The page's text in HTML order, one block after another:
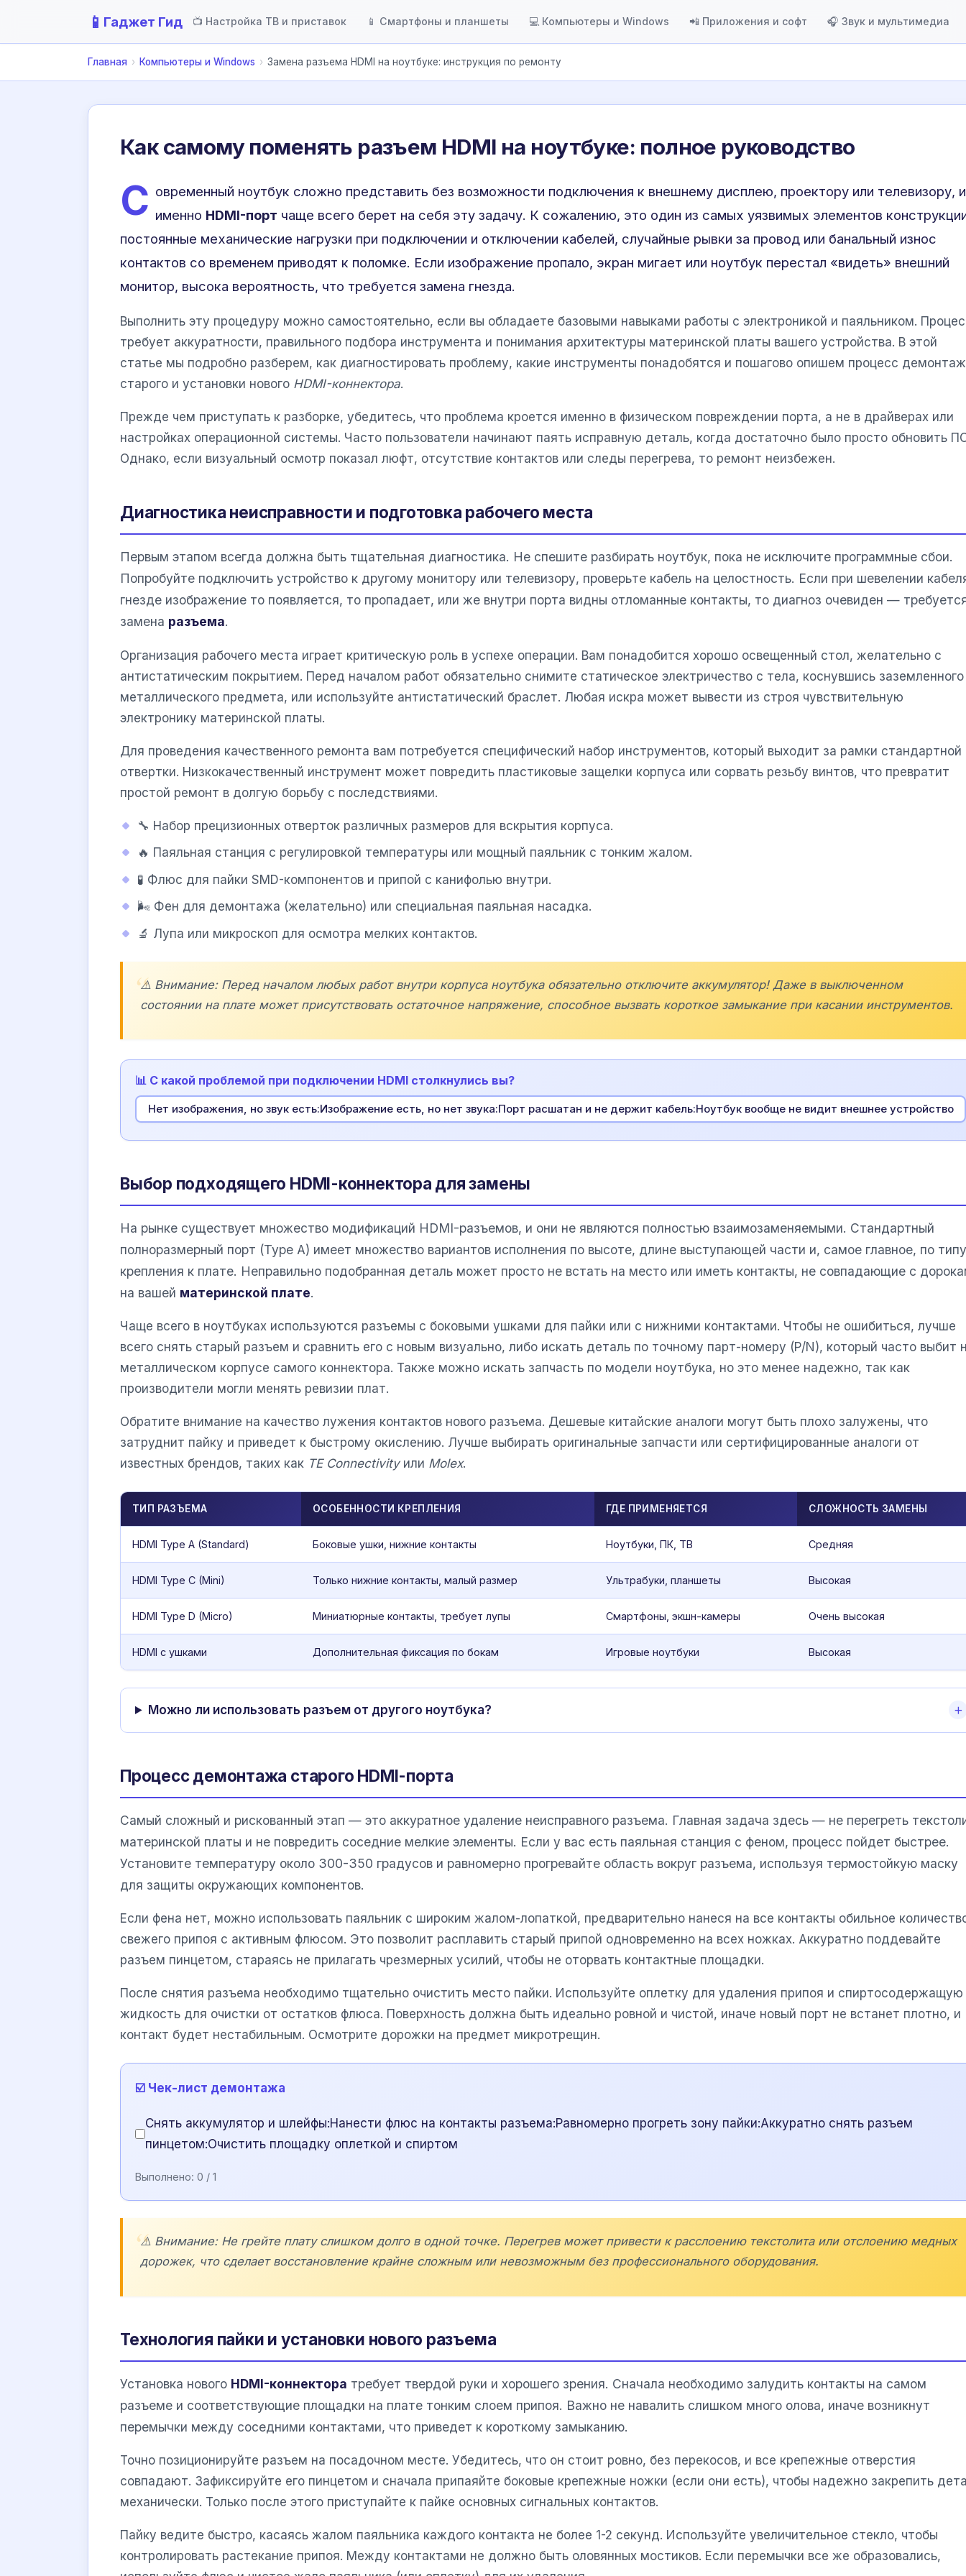
📱 Гаджет Гид 📺 Настройка ТВ и приставок 📱 Смартфоны и планшеты 💻 Компьютеры и Windows 📲 Приложения и софт 🎧 Звук и мультимедиа
Главная › Компьютеры и Windows › Замена разъема HDMI на ноутбуке: инструкция по ремонту
Как самому поменять разъем HDMI на ноутбуке: полное руководство
С овременный ноутбук сложно представить без возможности подключения к внешнему дисплею, проектору или телевизору, и
именно HDMI-порт чаще всего берет на себя эту задачу. К сожалению, это один из самых уязвимых элементов
постоянные механические нагрузки при подключении и отключении кабелей, случайные рывки за провод или банальный износ
контактов со временем приводят к поломке. Если изображение пропало, экран мигает или ноутбук перестал «видеть» внешний
монитор, высока вероятность, что требуется замена гнезда.
Выполнить эту процедуру можно самостоятельно, если вы обладаете базовыми навыками работы с электроникой и паяльником.
требует аккуратности, правильного подбора инструмента и понимания архитектуры материнской платы вашего устройства. В этой
статье мы подробно разберем, как диагностировать проблему, какие инструменты понадобятся и пошагово опишем процесс
старого и установки нового HDMI-коннектора.
Прежде чем приступать к разборке, убедитесь, что проблема кроется именно в физическом повреждении порта, а не в драйверах или
настройках операционной системы. Часто пользователи начинают паять исправную деталь, когда достаточно было просто обновить
Однако, если визуальный осмотр показал люфт, отсутствие контактов или следы перегрева, то ремонт неизбежен.
Диагностика неисправности и подготовка рабочего места
Первым этапом всегда должна быть тщательная диагностика. Не спешите разбирать ноутбук, пока не исключите программные сбои.
Попробуйте подключить устройство к другому монитору или телевизору, проверьте кабель на целостность. Если при шевелении
гнезде изображение то появляется, то пропадает, или же внутри порта видны отломанные контакты, то диагноз очевиден —
замена разъема.
Организация рабочего места играет критическую роль в успехе операции. Вам понадобится хорошо освещенный стол, желательно с
антистатическим покрытием. Перед началом работ обязательно снимите статическое электричество с тела, коснувшись заземленного
металлического предмета, или используйте антистатический браслет. Любая искра может вывести из строя чувствительную
электронику материнской платы.
Для проведения качественного ремонта вам потребуется специфический набор инструментов, который выходит за рамки стандартной
отвертки. Низкокачественный инструмент может повредить пластиковые защелки корпуса или сорвать резьбу винтов, что превратит
простой ремонт в долгую борьбу с последствиями.
🔧 Набор прецизионных отверток различных размеров для вскрытия корпуса.
🔥 Паяльная станция с регулировкой температуры или мощный паяльник с тонким жалом.
🧪 Флюс для пайки SMD-компонентов и припой с канифолью внутри.
🌬️ Фен для демонтажа (желательно) или специальная паяльная насадка.
🔬 Лупа или микроскоп для осмотра мелких контактов.
⚠️ Внимание: Перед началом любых работ внутри корпуса ноутбука обязательно отключите аккумулятор! Даже в выключенном
состоянии на плате может присутствовать остаточное напряжение, способное вызвать короткое замыкание при касании инструментов.
📊 С какой проблемой при подключении HDMI столкнулись вы?
Нет изображения, но звук есть:Изображение есть, но нет звука:Порт расшатан и не держит кабель:Ноутбук вообще не видит внешнее устройство
Выбор подходящего HDMI-коннектора для замены
На рынке существует множество модификаций HDMI-разъемов, и они не являются полностью взаимозаменяемыми. Стандартный
полноразмерный порт (Type A) имеет множество вариантов исполнения по высоте, длине выступающей части и, самое главное, по типу
крепления к плате. Неправильно подобранная деталь может просто не встать на место или иметь контакты, не совпадающие с
на вашей материнской плате.
Чаще всего в ноутбуках используются разъемы с боковыми ушками для пайки или с нижними контактами. Чтобы не ошибиться, лучше
всего снять старый разъем и сравнить его с новым визуально, либо искать деталь по точному парт-номеру (P/N), который часто выбит
металлическом корпусе самого коннектора. Также можно искать запчасть по модели ноутбука, но это менее надежно, так как
производители могли менять ревизии плат.
Обратите внимание на качество лужения контактов нового разъема. Дешевые китайские аналоги могут быть плохо залужены, что
затруднит пайку и приведет к быстрому окислению. Лучше выбирать оригинальные запчасти или сертифицированные аналоги от
известных брендов, таких как TE Connectivityили Molex.
ТИП РАЗЪЕМА ОСОБЕННОСТИ КРЕПЛЕНИЯ ГДЕ ПРИМЕНЯЕТСЯ СЛОЖНОСТЬ ЗАМЕНЫ
HDMI Type A (Standard) Боковые ушки, нижние контакты Ноутбуки, ПК, ТВ Средняя
HDMI Type C (Mini) Только нижние контакты, малый размер Ультрабуки, планшеты Высокая
HDMI Type D (Micro) Миниатюрные контакты, требует лупы Смартфоны, экшн-камеры Очень высокая
HDMI с ушками Дополнительная фиксация по бокам Игровые ноутбуки Высокая
Можно ли использовать разъем от другого ноутбука?
Процесс демонтажа старого HDMI-порта
Самый сложный и рискованный этап — это аккуратное удаление неисправного разъема. Главная задача здесь — не перегреть
материнской платы и не повредить соседние мелкие элементы. Если у вас есть паяльная станция с феном, процесс пойдет быстрее.
Установите температуру около 300-350 градусов и равномерно прогревайте область вокруг разъема, используя термостойкую маску
для защиты окружающих компонентов.
Если фена нет, можно использовать паяльник с широким жалом-лопаткой, предварительно нанеся на все контакты обильное
свежего припоя с активным флюсом. Это позволит расплавить старый припой одновременно на всех ножках. Аккуратно поддевайте
разъем пинцетом, стараясь не прилагать чрезмерных усилий, чтобы не оторвать контактные площадки.
После снятия разъема необходимо тщательно очистить место пайки. Используйте оплетку для удаления припоя и спиртосодержащую
жидкость для очистки от остатков флюса. Поверхность должна быть идеально ровной и чистой, иначе новый порт не встанет плотно, и
контакт будет нестабильным. Осмотрите дорожки на предмет микротрещин.
☑️ Чек-лист демонтажа
Снять аккумулятор и шлейфы:Нанести флюс на контакты разъема:Равномерно прогреть зону пайки:Аккуратно снять разъем
пинцетом:Очистить площадку оплеткой и спиртом
Выполнено: 0 / 1
⚠️ Внимание: Не грейте плату слишком долго в одной точке. Перегрев может привести к расслоению текстолита или отслоению медных
дорожек, что сделает восстановление крайне сложным или невозможным без профессионального оборудования.
Технология пайки и установки нового разъема
Установка нового HDMI-коннектора требует твердой руки и хорошего зрения. Сначала необходимо залудить контакты на самом
разъеме и соответствующие площадки на плате тонким слоем припоя. Важно не навалить слишком много олова, иначе возникнут
перемычки между соседними контактами, что приведет к короткому замыканию.
Точно позиционируйте разъем на посадочном месте. Убедитесь, что он стоит ровно, без перекосов, и все крепежные отверстия
совпадают. Зафиксируйте его пинцетом и сначала припаяйте боковые крепежные ножки (если они есть), чтобы надежно закрепить
механически. Только после этого приступайте к пайке основных сигнальных контактов.
Пайку ведите быстро, касаясь жалом паяльника каждого контакта не более 1-2 секунд. Используйте увеличительное стекло, чтобы
контролировать растекание припоя. Между контактами не должно быть оловянных мостиков. Если перемычки все же образовались,